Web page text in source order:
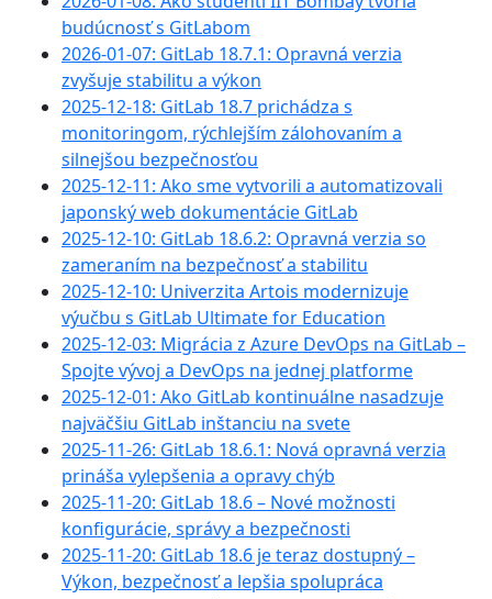
budúcnosť s GitLabom
2026-01-07: GitLab 18.7.1: Opravná verzia
zvyšuje stabilitu a výkon
2025-12-18: GitLab 18.7 prichádza s
monitoringom, rýchlejším zálohovaním a
silnejšou bezpečnosťou
2025-12-11: Ako sme vytvorili a automatizovali
japonský web dokumentácie GitLab
2025-12-10: GitLab 18.6.2: Opravná verzia so
zameraním na bezpečnosť a stabilitu
2025-12-10: Univerzita Artois modernizuje
výučbu s GitLab Ultimate for Education
2025-12-03: Migrácia z Azure DevOps na GitLab –
Spojte vývoj a DevOps na jednej platforme
2025-12-01: Ako GitLab kontinuálne nasadzuje
najväčšiu GitLab inštanciu na svete
2025-11-26: GitLab 18.6.1: Nová opravná verzia
prináša vylepšenia a opravy chýb
2025-11-20: GitLab 18.6 – Nové možnosti
konfigurácie, správy a bezpečnosti
2025-11-20: GitLab 18.6 je teraz dostupný –
Výkon, bezpečnosť a lepšia spolupráca